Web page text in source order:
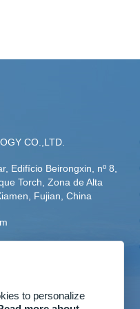
CO.,LTD.
Edifício Beirongxin, nº 8,
Torch, Zona de Alta
Fujian, China
to personalize